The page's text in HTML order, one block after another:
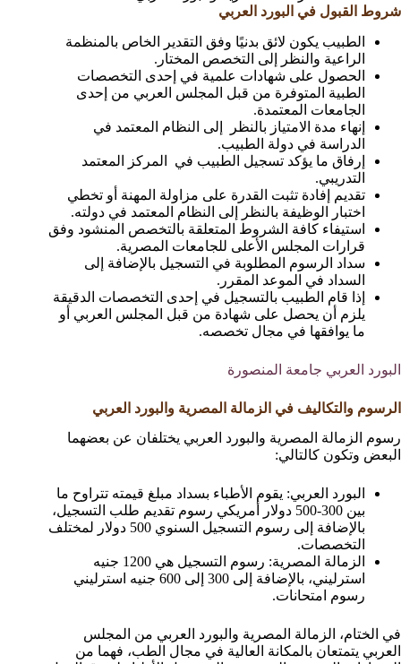
شروط القبول في البورد العربي
الطبيب يكون لائق بدنيًا وفق التقدير الخاص بالمنظمة
الراعية والنظر إلى التخصص المختار.
الحصول على شهادات علمية في إحدى التخصصات
الطبية المتوفرة من قبل المجلس العربي من إحدى
الجامعات المعتمدة.
إنهاء مدة الامتياز بالنظر إلى النظام المعتمد في
الدراسة في دولة الطبيب.
إرفاق ما يؤكد تسجيل الطبيب في المركز المعتمد
التدريبي.
تقديم إفادة تثبت القدرة على مزاولة المهنة أو تخطي
اختبار الوظيفة بالنظر إلى النظام المعتمد في دولته.
استيفاء كافة الشروط المتعلقة بالتخصص المنشود وفق
قرارات المجلس الأعلى للجامعات المصرية.
سداد الرسوم المطلوبة في التسجيل بالإضافة إلى
السداد في الموعد المقرر.
إذا قام الطبيب بالتسجيل في إحدى التخصصات الدقيقة
يلزم أن يحصل على شهادة من قبل المجلس العربي أو
ما يوافقها في مجال تخصصه.
البورد العربي جامعة المنصورة
الرسوم والتكاليف في الزمالة المصرية والبورد العربي
رسوم الزمالة المصرية والبورد العربي يختلفان عن بعضهما
البعض وتكون كالتالي:
البورد العربي: يقوم الأطباء بسداد مبلغ قيمته تتراوح ما
بين 300-500 دولار أمريكي رسوم تقديم طلب التسجيل،
بالإضافة إلى رسوم التسجيل السنوي 500 دولار لمختلف
التخصصات.
الزمالة المصرية: رسوم التسجيل هي 1200 جنيه
استرليني، بالإضافة إلى 300 إلى 600 جنيه استرليني
رسوم امتحانات.
في الختام، الزمالة المصرية والبورد العربي من المجلس
العربي يتمتعان بالمكانة العالية في مجال الطب، فهما من